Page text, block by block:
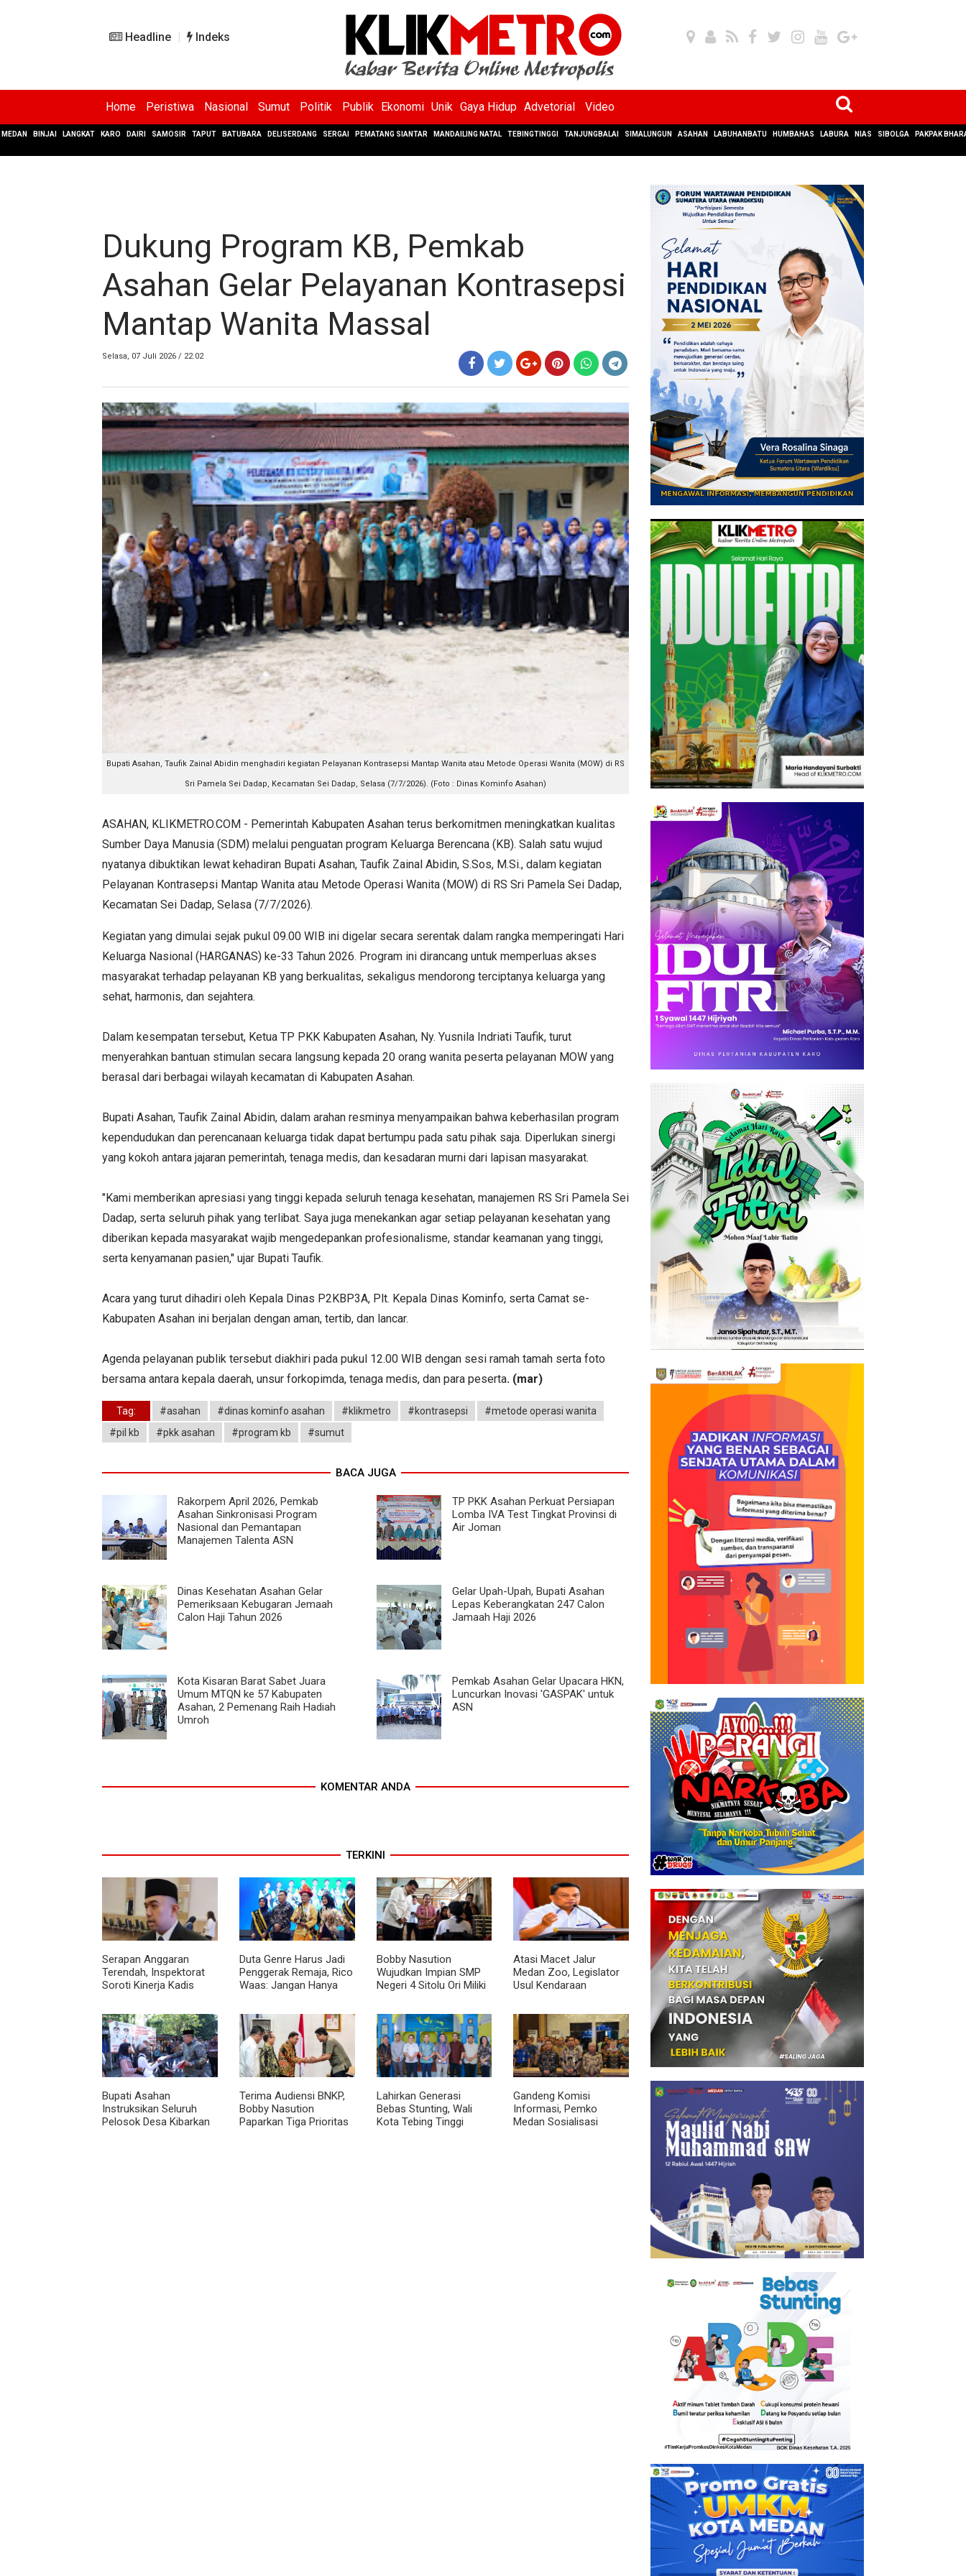
Headline Indeks
Home Peristiwa Nasional Sumut Politik Publik Ekonomi Unik Gaya Hidup Advetorial Video
MEDAN BINJAI LANGKAT KARO DAIRI SAMOSIR TAPUT BATUBARA DELISERDANG SERGAI PEMATANG SIANTAR MANDAILING NATAL TEBINGTINGGI TANJUNGBALAI SIMALUNGUN ASAHAN LABUHANBATU HUMBAHAS LABURA NIAS SIBOLGA PAKPAK
Dukung Program KB, Pemkab
Asahan Gelar Pelayanan Kontrasepsi
Mantap Wanita Massal
Selasa, 07 Juli 2026 / 22.02
Bupati Asahan, Taufik Zainal Abidin menghadiri kegiatan Pelayanan Kontrasepsi Mantap Wanita atau Metode Operasi Wanita (MOW) di RS
Sri Pamela Sei Dadap, Kecamatan Sei Dadap, Selasa (7/7/2026). (Foto : Dinas Kominfo Asahan)
ASAHAN, KLIKMETRO.COM - Pemerintah Kabupaten Asahan terus berkomitmen meningkatkan kualitas
Sumber Daya Manusia (SDM) melalui penguatan program Keluarga Berencana (KB). Salah satu wujud
nyatanya dibuktikan lewat kehadiran Bupati Asahan, Taufik Zainal Abidin, S.Sos, M.Si., dalam kegiatan
Pelayanan Kontrasepsi Mantap Wanita atau Metode Operasi Wanita (MOW) di RS Sri Pamela Sei Dadap,
Kecamatan Sei Dadap, Selasa (7/7/2026).
Kegiatan yang dimulai sejak pukul 09.00 WIB ini digelar secara serentak dalam rangka memperingati Hari
Keluarga Nasional (HARGANAS) ke-33 Tahun 2026. Program ini dirancang untuk memperluas akses
masyarakat terhadap pelayanan KB yang berkualitas, sekaligus mendorong terciptanya keluarga yang
sehat, harmonis, dan sejahtera.
Dalam kesempatan tersebut, Ketua TP PKK Kabupaten Asahan, Ny. Yusnila Indriati Taufik, turut
menyerahkan bantuan stimulan secara langsung kepada 20 orang wanita peserta pelayanan MOW yang
berasal dari berbagai wilayah kecamatan di Kabupaten Asahan.
Bupati Asahan, Taufik Zainal Abidin, dalam arahan resminya menyampaikan bahwa keberhasilan program
kependudukan dan perencanaan keluarga tidak dapat bertumpu pada satu pihak saja. Diperlukan sinergi
yang kokoh antara jajaran pemerintah, tenaga medis, dan kesadaran murni dari lapisan masyarakat.
"Kami memberikan apresiasi yang tinggi kepada seluruh tenaga kesehatan, manajemen RS Sri Pamela Sei
Dadap, serta seluruh pihak yang terlibat. Saya juga menekankan agar setiap pelayanan kesehatan yang
diberikan kepada masyarakat wajib mengedepankan profesionalisme, standar keamanan yang tinggi,
serta kenyamanan pasien," ujar Bupati Taufik.
Acara yang turut dihadiri oleh Kepala Dinas P2KBP3A, Plt. Kepala Dinas Kominfo, serta Camat se-
Kabupaten Asahan ini berjalan dengan aman, tertib, dan lancar.
Agenda pelayanan publik tersebut diakhiri pada pukul 12.00 WIB dengan sesi ramah tamah serta foto
bersama antara kepala daerah, unsur forkopimda, tenaga medis, dan para peserta. (mar)
Tag: #asahan #dinas kominfo asahan #klikmetro #kontrasepsi
#metode operasi wanita
#pil kb
#pkk asahan #program kb #sumut
BACA JUGA
Rakorpem April 2026, Pemkab
Asahan Sinkronisasi Program
Nasional dan Pemantapan
Manajemen Talenta ASN
TP PKK Asahan Perkuat Persiapan
Lomba IVA Test Tingkat Provinsi di
Air Joman
Dinas Kesehatan Asahan Gelar
Pemeriksaan Kebugaran Jemaah
Calon Haji Tahun 2026
Gelar Upah-Upah, Bupati Asahan
Lepas Keberangkatan 247 Calon
Jamaah Haji 2026
Kota Kisaran Barat Sabet Juara
Umum MTQN ke 57 Kabupaten
Asahan, 2 Pemenang Raih Hadiah
Umroh
Pemkab Asahan Gelar Upacara HKN,
Luncurkan Inovasi 'GASPAK' untuk
ASN
KOMENTAR ANDA
TERKINI
Serapan Anggaran
Terendah, Inspektorat
Soroti Kinerja Kadis
Duta Genre Harus Jadi
Penggerak Remaja, Rico
Waas: Jangan Hanya
Bobby Nasution
Wujudkan Impian SMP
Negeri 4 Sitolu Ori Miliki
Atasi Macet Jalur
Medan Zoo, Legislator
Usul Kendaraan
Jalur Royal Sumatera
Bupati Asahan
Instruksikan Seluruh
Pelosok Desa Kibarkan
Terima Audiensi BNKP,
Bobby Nasution
Paparkan Tiga Prioritas
Lahirkan Generasi
Bebas Stunting, Wali
Kota Tebing Tinggi
Gandeng Komisi
Informasi, Pemko
Medan Sosialisasi